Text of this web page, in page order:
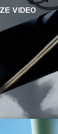
VIDEO